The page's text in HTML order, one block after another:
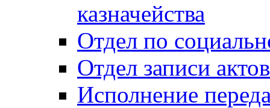
казначейства
Отдел по
Отдел записи
Исполнение